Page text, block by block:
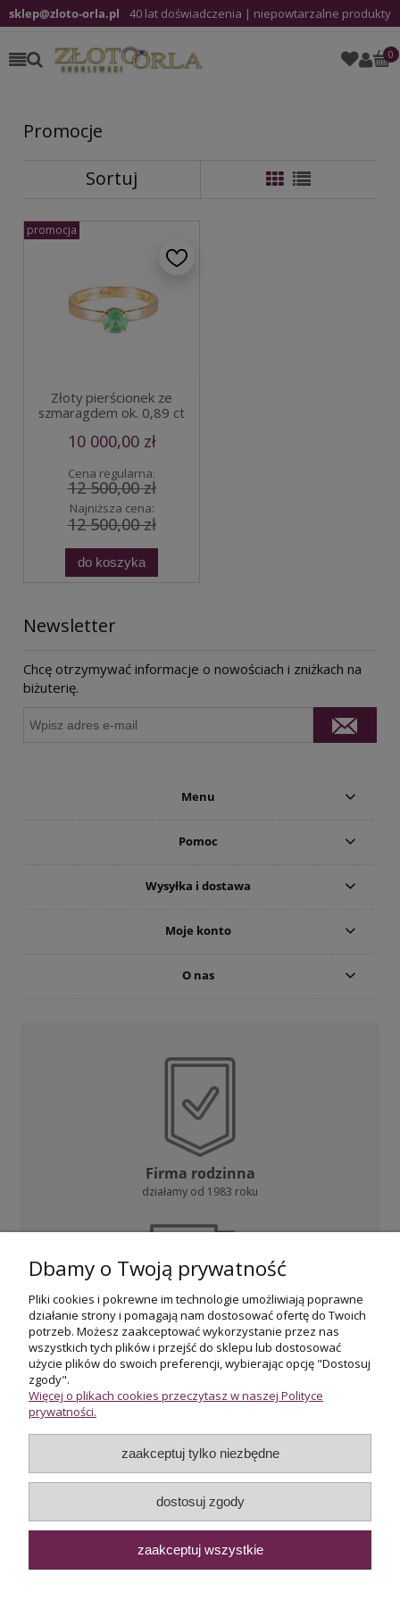
sklep@zloto-orla.pl 40 lat doświadczenia | niepowtarzalne produkty
Promocje
Sortuj
Złoty pierścionek ze
szmaragdem ok. 0,89 ct
10 000,00 zł
Cena regularna:
12 500,00 zł
Najniższa cena:
12 500,00 zł
do koszyka
promocja
Newsletter
Chcę otrzymywać informacje o nowościach i zniżkach na
biżuterię.
Menu
Pomoc
Wysyłka i dostawa
Moje konto
O nas
Firma rodzinna
działamy od 1983 roku
Darmowa dostawa
przy zakupie powyżej 800 zł
Certyfikowani rzeczoznawcy
wycena i potwierdzenie jakości biżuterii
Internetowy sklep jubilerski Złoto-Orla | ul. Orla 13, 00-144
Warszawa |sklep@zloto-orla.pl|+48 22 620 67 66|WhatsApp|
Dbamy o Twoją prywatność
Pliki cookies i pokrewne im technologie umożliwiają poprawne
działanie strony i pomagają nam dostosować ofertę do Twoich
potrzeb. Możesz zaakceptować wykorzystanie przez nas
wszystkich tych plików i przejść do sklepu lub dostosować
użycie plików do swoich preferencji, wybierając opcję "Dostosuj
zgody".
Więcej o plikach cookies przeczytasz w naszej Polityce
prywatności.
zaakceptuj tylko niezbędne
dostosuj zgody
zaakceptuj wszystkie